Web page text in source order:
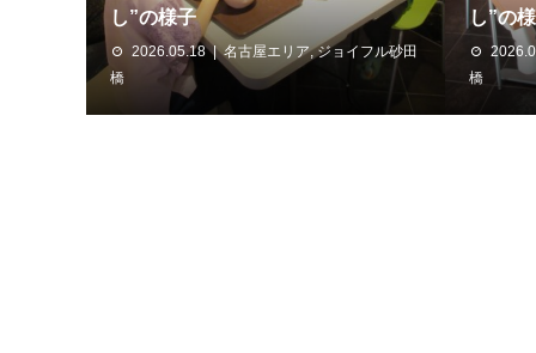
し”の様子
2026.05.18 名古屋エリア,ジョイフル砂田
橋
し”の
橋